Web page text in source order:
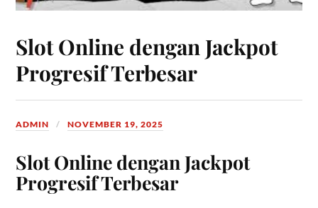
Slot Online dengan Jackpot
Progresif Terbesar
ADMIN NOVEMBER 19, 2025
Slot Online dengan Jackpot
Progresif Terbesar